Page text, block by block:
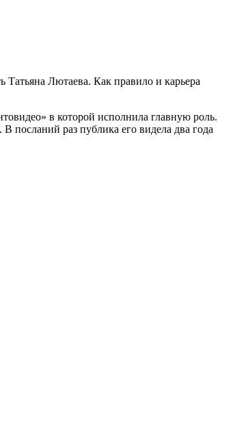
Татьяна Лютаева. Как правило и карьера
в которой исполнила главную роль.
посланий раз публика его видела два года